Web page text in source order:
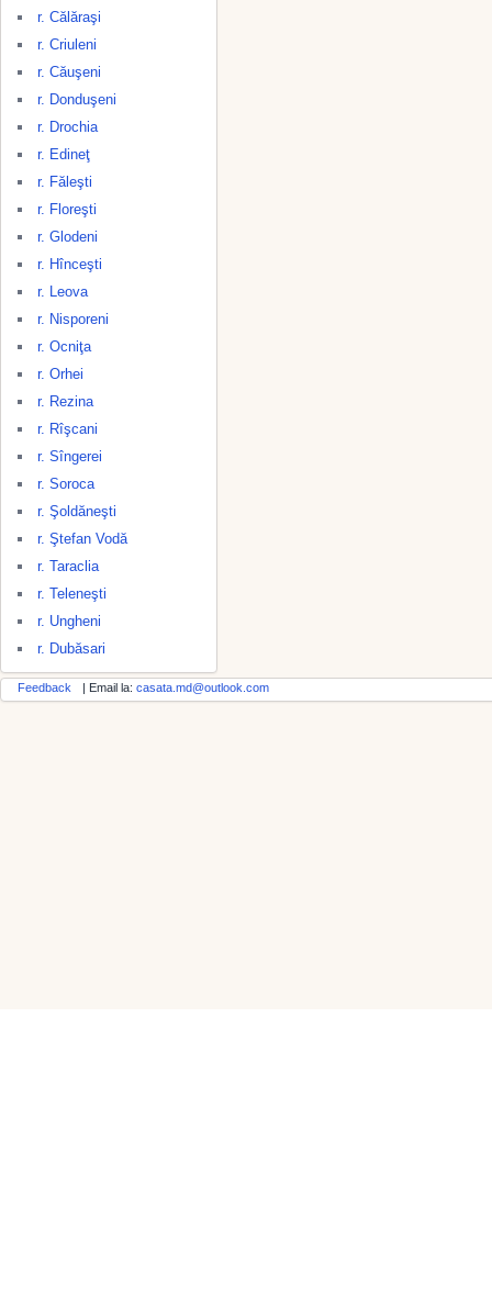
r. Călăraşi
r. Criuleni
r. Căuşeni
r. Donduşeni
r. Drochia
r. Edineţ
r. Făleşti
r. Floreşti
r. Glodeni
r. Hînceşti
r. Leova
r. Nisporeni
r. Ocniţa
r. Orhei
r. Rezina
r. Rîşcani
r. Sîngerei
r. Soroca
r. Şoldăneşti
r. Ştefan Vodă
r. Taraclia
r. Teleneşti
r. Ungheni
r. Dubăsari
Feedback | Email la: casata.md@outlook.com